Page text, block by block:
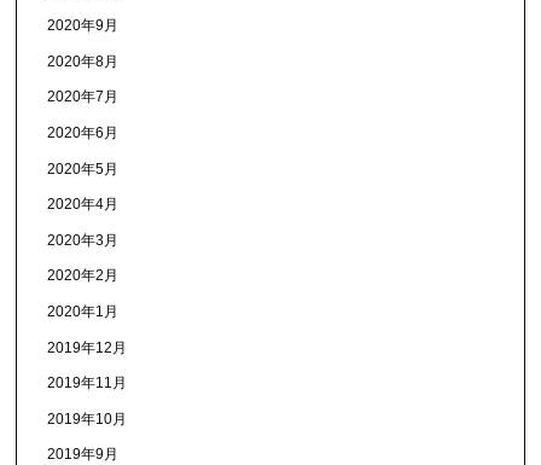
2020年9月
2020年8月
2020年7月
2020年6月
2020年5月
2020年4月
2020年3月
2020年2月
2020年1月
2019年12月
2019年11月
2019年10月
2019年9月